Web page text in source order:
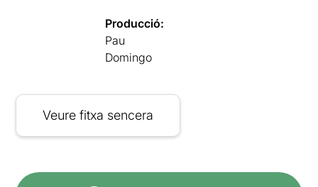
Producció:
Pau
Domingo
Veure fitxa sencera